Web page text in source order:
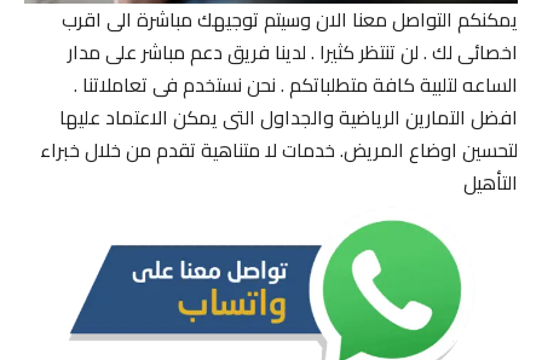
يمكنكم التواصل معنا الان وسيتم توجيهك مباشرة الى اقرب
اخصائى لك . لن تنتظر كثيرا . لدينا فريق دعم مباشر على مدار
الساعه لتلبية كافة متطلباتكم . نحن نستخدم فى تعاملاتنا .
افضل التمارين الرياضية والجداول التى يمكن الاعتماد عليها
لتحسين اوضاع المريض. خدمات لا متناهية تقدم من خلال خبراء
التأهيل